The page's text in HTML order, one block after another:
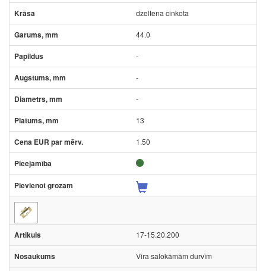
dzeltena cinkota
44.0
-
-
-
13
1.50
17-15.20.200
Vira salokāmām durvīm